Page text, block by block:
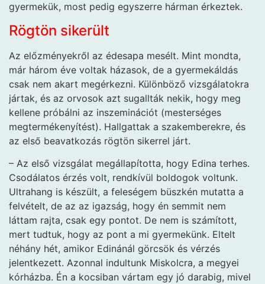
gyermekük, most pedig egyszerre hárman érkeztek.
Rögtön sikerült
Az előzményekről az édesapa mesélt. Mint mondta,
már három éve voltak házasok, de a gyermekáldás
csak nem akart megérkezni. Különböző vizsgálatokra
jártak, és az orvosok azt sugallták nekik, hogy meg
kellene próbálni az inszeminációt (mesterséges
megtermékenyítést). Hallgattak a szakemberekre, és
az első beavatkozás rögtön sikerrel járt.
– Az első vizsgálat megállapította, hogy Edina terhes.
Csodálatos érzés volt, rendkívül boldogok voltunk.
Ultrahang is készült, a feleségem büszkén mutatta a
felvételt, de az az igazság, hogy én semmit nem
láttam rajta, csak egy pontot. De nem is számított,
mert tudtuk, hogy az pont a mi gyermekünk. Eltelt
néhány hét, amikor Edinánál görcsök és vérzés
jelentkezett. Azonnal indultunk Miskolcra, a megyei
kórházba. Én a kocsiban vártam egy jó darabig, mivel